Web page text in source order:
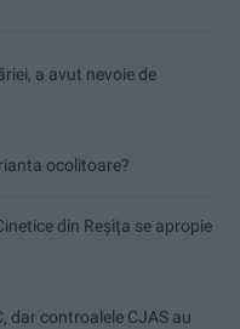
a avut nevoie de
ocolitoare?
din Reșița se apropie
dar controalele CJAS au